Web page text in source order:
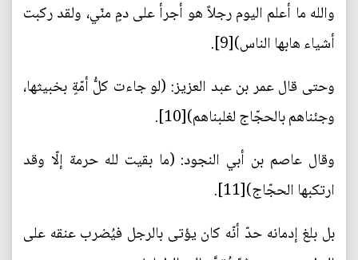
والله ما أعلم اليوم رجلاً هو أجرأ على دمٍ منّي، ولقد ركبت
أشياء هابها الناس)[9].
وحتى قال عمر بن عبد العزيز: (لو جاءت كلُّ أمّةٍ بخبيثها،
وجئناهم بالحجّاج لغلبناهم)[10].
وقال عاصم بن أبي النجود: (ما بقيت لله حرمة إلّا وقد
ارتكبها الحجّاج)[11].
بل بلغ إدمانه حدّ أنّه كان يؤتى بالرجل فيُضرب عنقه على